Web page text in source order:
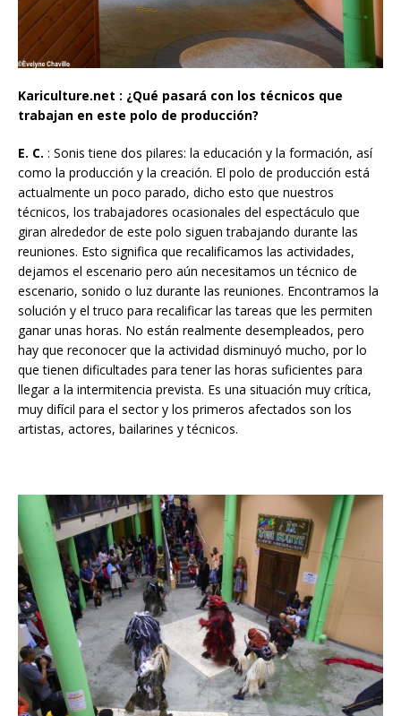
Kariculture.net : ¿Qué pasará con los técnicos que
trabajan en este polo de producción?
E. C. : Sonis tiene dos pilares: la educación y la formación, así
como la producción y la creación. El polo de producción está
actualmente un poco parado, dicho esto que nuestros
técnicos, los trabajadores ocasionales del espectáculo que
giran alrededor de este polo siguen trabajando durante las
reuniones. Esto significa que recalificamos las actividades,
dejamos el escenario pero aún necesitamos un técnico de
escenario, sonido o luz durante las reuniones. Encontramos la
solución y el truco para recalificar las tareas que les permiten
ganar unas horas. No están realmente desempleados, pero
hay que reconocer que la actividad disminuyó mucho, por lo
que tienen dificultades para tener las horas suficientes para
llegar a la intermitencia prevista. Es una situación muy crítica,
muy difícil para el sector y los primeros afectados son los
artistas, actores, bailarines y técnicos.